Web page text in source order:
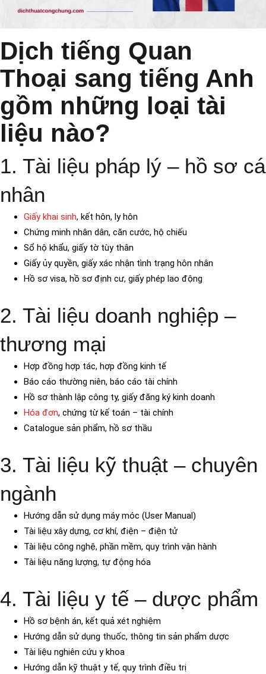
Dịch tiếng Quan
Thoại sang tiếng Anh
gồm những loại tài
liệu nào?
1. Tài liệu pháp lý – hồ sơ cá
nhân
Giấy khai sinh, kết hôn, ly hôn
Chứng minh nhân dân, căn cước, hộ chiếu
Sổ hộ khẩu, giấy tờ tùy thân
Giấy ủy quyền, giấy xác nhận tình trạng hôn nhân
Hồ sơ visa, hồ sơ định cư, giấy phép lao động
2. Tài liệu doanh nghiệp –
thương mại
Hợp đồng hợp tác, hợp đồng kinh tế
Báo cáo thường niên, báo cáo tài chính
Hồ sơ thành lập công ty, giấy đăng ký kinh doanh
Hóa đơn, chứng từ kế toán – tài chính
Catalogue sản phẩm, hồ sơ thầu
3. Tài liệu kỹ thuật – chuyên
ngành
Hướng dẫn sử dụng máy móc (User Manual)
Tài liệu xây dựng, cơ khí, điện – điện tử
Tài liệu công nghệ, phần mềm, quy trình vận hành
Tài liệu năng lượng, tự động hóa
4. Tài liệu y tế – dược phẩm
Hồ sơ bệnh án, kết quả xét nghiệm
Hướng dẫn sử dụng thuốc, thông tin sản phẩm dược
Tài liệu nghiên cứu y khoa
Hướng dẫn kỹ thuật y tế, quy trình điều trị